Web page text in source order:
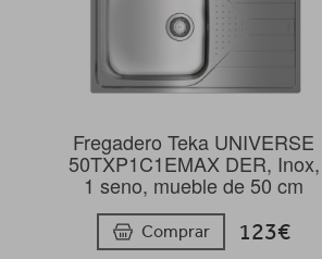
Fregadero Teka UNIVERSE
50TXP1C1EMAX DER, Inox,
1 seno, mueble de 50 cm
Comprar 123€